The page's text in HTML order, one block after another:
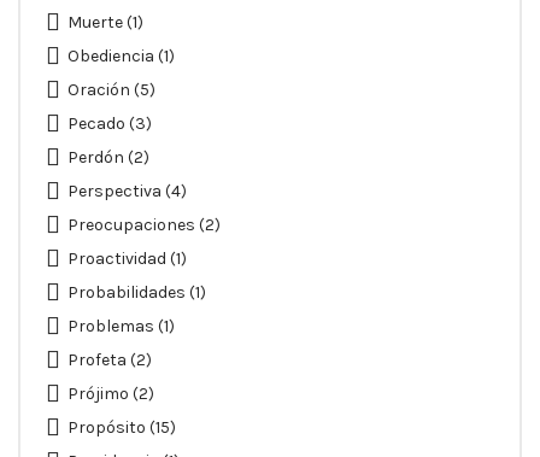
Muerte(1)
Obediencia (1)
Oración (5)
Pecado (3)
Perdón (2)
Perspectiva (4)
Preocupaciones (2)
Proactividad (1)
Probabilidades (1)
Problemas (1)
Profeta (2)
Prójimo (2)
Propósito (15)